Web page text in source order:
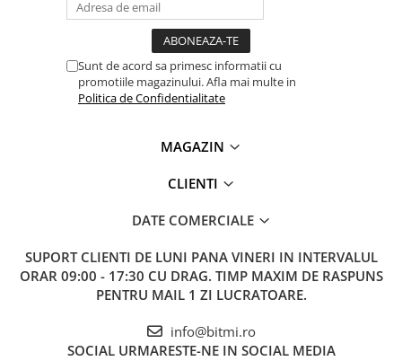
Sunt de acord sa primesc informatii cu
promotiile magazinului. Afla mai multe in
Politica de Confidentialitate
MAGAZIN
CLIENTI
DATE COMERCIALE
SUPORT CLIENTI DE LUNI PANA VINERI IN INTERVALUL
ORAR 09:00 - 17:30 CU DRAG. TIMP MAXIM DE RASPUNS
PENTRU MAIL 1 ZI LUCRATOARE.
info@bitmi.ro
SOCIAL URMARESTE-NE IN SOCIAL MEDIA